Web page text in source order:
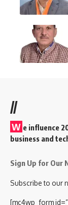
//
W e influence
business and
Sign Up for Our
Subscribe to our
[mc4wp_form